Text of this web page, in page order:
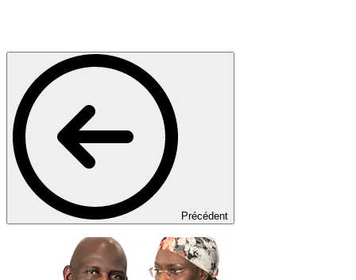
Précédent